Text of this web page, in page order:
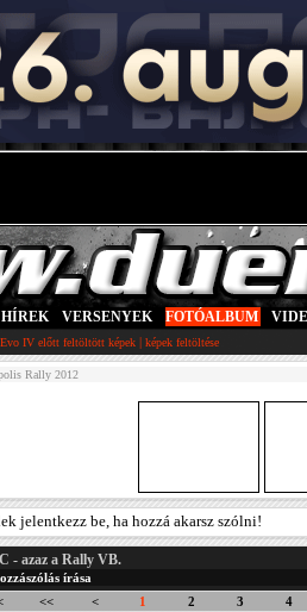
HÍREK VERSENYEK FOTÓALBUM
Evo IV előtt feltöltött képek | képek feltöltése
Rally 2012
jelentkezz be, ha hozzá akarsz szólni!
- azaz a Rally VB.
írása
<< < 1 2 3 4